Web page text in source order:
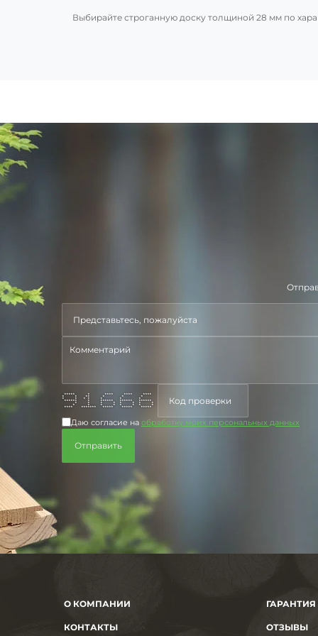
Выбирайте строганную доску толщиной 28 мм по
***** * **** **** ****
* * ** * * *
* * * * * * *
****** * ****** ****** ******
* * * * * * * *
* * * * * * * *
**** ******* ***** ***** *****
Даю согласие на обработку моих персональных данных
О КОМПАНИИ
КОНТАКТЫ
ГАРАНТИЯ
ОТЗЫВЫ